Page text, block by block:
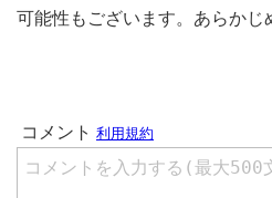
可能性もございます。あらかじ